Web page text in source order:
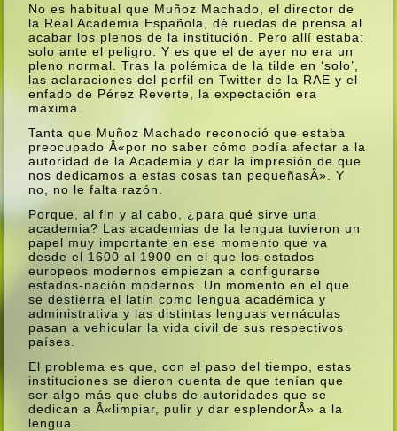
No es habitual que Muñoz Machado, el director de
la Real Academia Española, dé ruedas de prensa al
acabar los plenos de la institución. Pero allí­ estaba:
solo ante el peligro. Y es que el de ayer no era un
pleno normal. Tras la polémica de la tilde en ‘solo’,
las aclaraciones del perfil en Twitter de la RAE y el
enfado de Pérez Reverte, la expectación era
máxima.
Tanta que Muñoz Machado reconoció que estaba
preocupado Â«por no saber cómo podí­a afectar a la
autoridad de la Academia y dar la impresión de que
nos dedicamos a estas cosas tan pequeñasÂ». Y
no, no le falta razón.
Porque, al fin y al cabo, ¿para qué sirve una
academia? Las academias de la lengua tuvieron un
papel muy importante en ese momento que va
desde el 1600 al 1900 en el que los estados
europeos modernos empiezan a configurarse
estados-nación modernos. Un momento en el que
se destierra el latí­n como lengua académica y
administrativa y las distintas lenguas vernáculas
pasan a vehicular la vida civil de sus respectivos
paí­ses.
El problema es que, con el paso del tiempo, estas
instituciones se dieron cuenta de que tení­an que
ser algo más que clubs de autoridades que se
dedican a Â«limpiar, pulir y dar esplendorÂ» a la
lengua.